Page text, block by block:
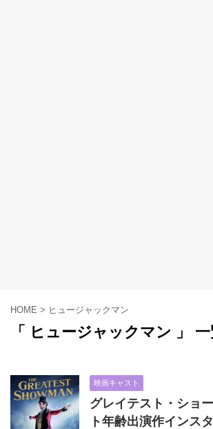
HOME > ヒュージャックマン
「 ヒュージャックマン 」
映画キャスト
グレイテスト・ショ
ト年齢出演作インス